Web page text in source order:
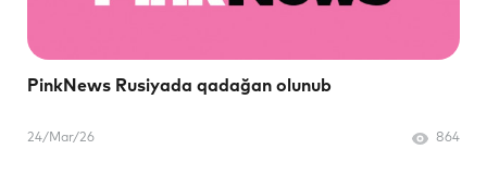
PinkNews Rusiyada qadağan olunub
24/Mar/26 864